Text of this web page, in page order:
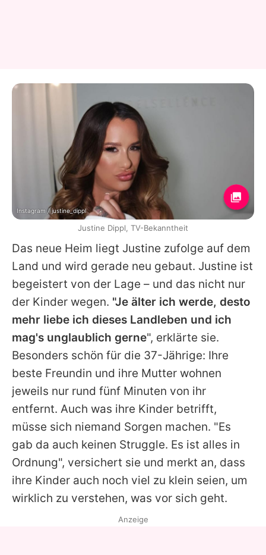
Das neue Heim liegt Justine zufolge auf dem
Land und wird gerade neu gebaut. Justine ist
begeistert von der Lage – und das nicht nur
der Kinder wegen. "Je älter ich werde, desto
mehr liebe ich dieses Landleben und ich
mag's unglaublich gerne", erklärte sie.
Besonders schön für die 37-Jährige: Ihre
beste Freundin und ihre Mutter wohnen
jeweils nur rund fünf Minuten von ihr
entfernt. Auch was ihre Kinder betrifft,
müsse sich niemand Sorgen machen. "Es
gab da auch keinen Struggle. Es ist alles in
Ordnung", versichert sie und merkt an, dass
ihre Kinder auch noch viel zu klein seien, um
wirklich zu verstehen, was vor sich geht.
Instagram / justine_dippl
Justine Dippl, TV-Bekanntheit
Anzeige